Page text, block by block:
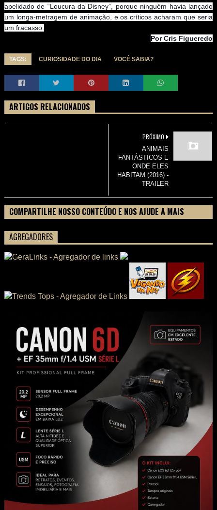
apelidado de “Loucura da Disney”, porque ninguém havia lançado
um longa-metragem de animação, e os críticos acharam que seria
um fracasso.
Por Cris Figueredo
TAGS: CURIOSIDADE DO DIA VOCÊ SABIA?
ARTIGOS RELACIONADOS
PRÓXIMO
ANIMAIS
FANTÁSTICOS E
ONDE ELES
HABITAM (2016) -
TRAILER
COMPARTILHE NOSSO CONTEÚDO E NOS AJUDE A MAIS
AGREGADORES